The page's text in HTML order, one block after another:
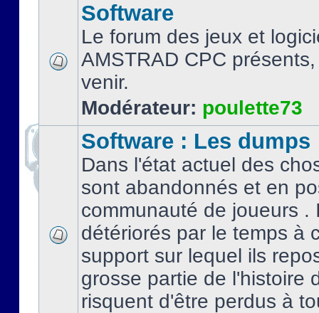
Software
Le forum des jeux et
AMSTRAD CPC
venir.
Modérateur: poulette73
Software : Les dumps
Dans l'état actuel des
sont abandonnés et en
communauté de joueurs .
détériorés par le temps à
support sur lequel ils
grosse partie de l'histoire
risquent d'être perdus à